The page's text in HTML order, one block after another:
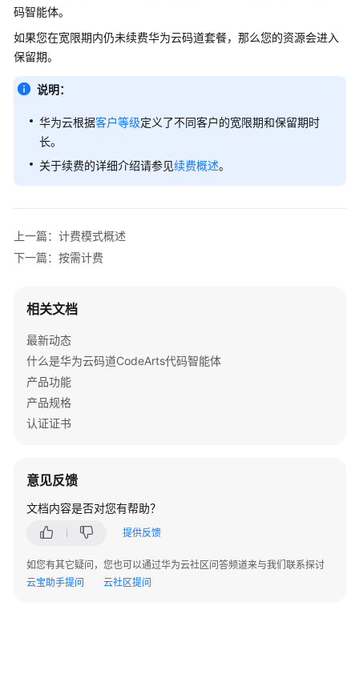
码智能体。
如果您在宽限期内仍未续费华为云码道套餐，那么您的资源会进入
保留期。
说明：
华为云根据客户等级定义了不同客户的宽限期和保留期时
长。
关于续费的详细介绍请参见续费概述。
上一篇：计费模式概述
下一篇：按需计费
相关文档
最新动态
什么是华为云码道CodeArts代码智能体
产品功能
产品规格
认证证书
意见反馈
文档内容是否对您有帮助？
提供反馈
如您有其它疑问，您也可以通过华为云社区问答频道来与我们联系探讨
云宝助手提问
云社区提问